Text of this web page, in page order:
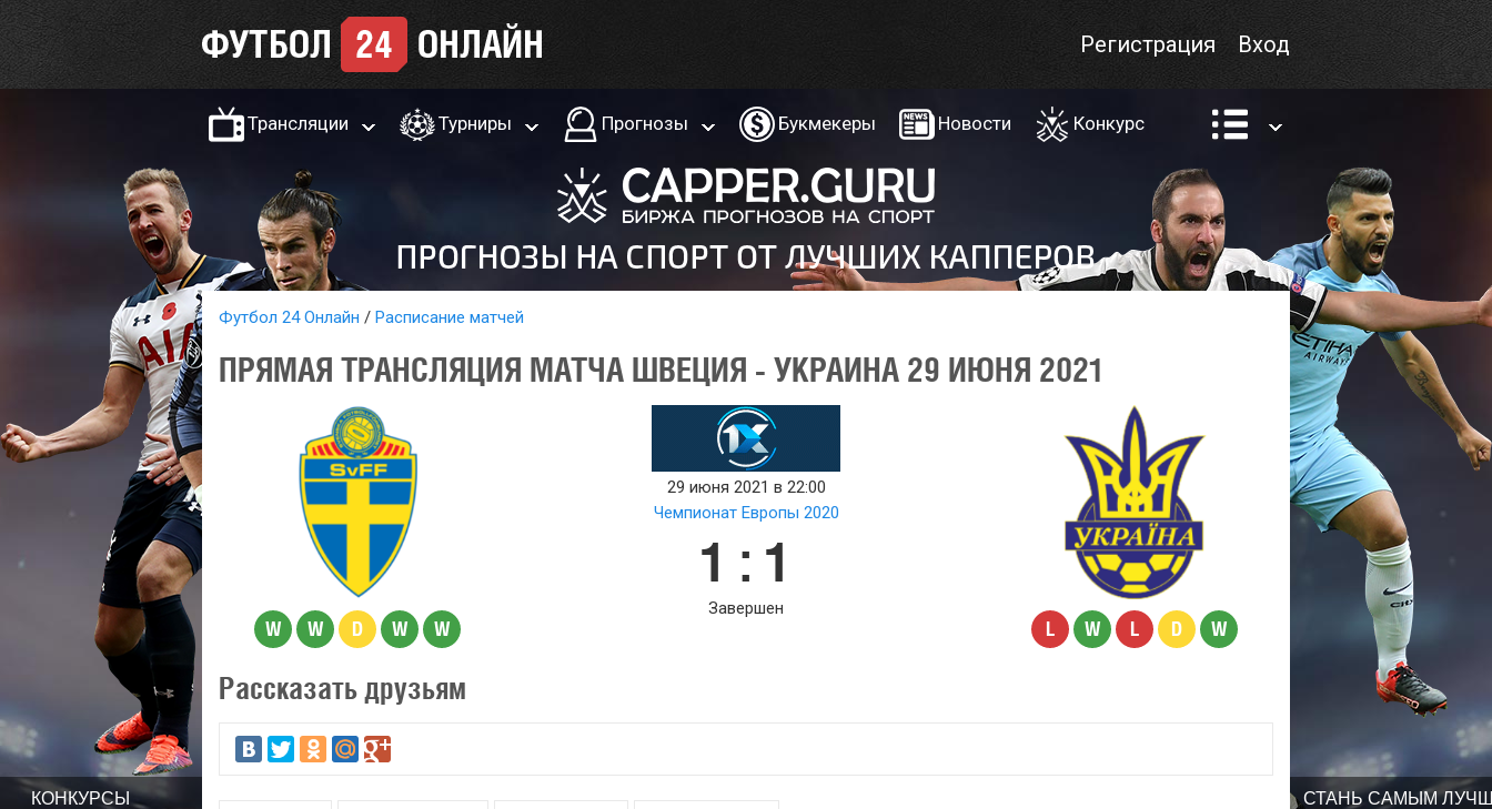
КОНКУРСЫ
СТАНЬ САМЫМ
Вход
Регистрация
Трансляции Турниры Прогнозы Букмекеры Новости Конкурс
Футбол 24 Онлайн Расписание матчей
ПРЯМАЯ ТРАНСЛЯЦИЯ МАТЧА ШВЕЦИЯ - УКРАИНА 29 ИЮНЯ 2021
W W D W W
29 июня 2021 в 22:00
Чемпионат Европы 2020
1 : 1
Завершен
L W L D W
Рассказать друзьям